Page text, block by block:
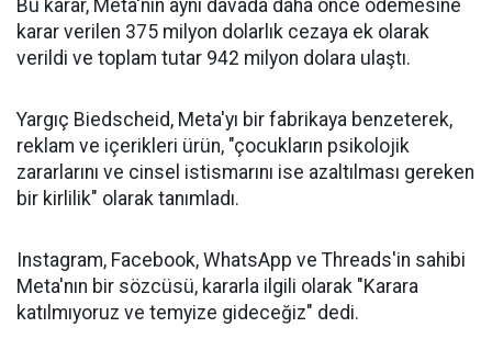
Bu karar, Meta'nın aynı davada daha önce ödemesine
karar verilen 375 milyon dolarlık cezaya ek olarak
verildi ve toplam tutar 942 milyon dolara ulaştı.
Yargıç Biedscheid, Meta'yı bir fabrikaya benzeterek,
reklam ve içerikleri ürün, "çocukların psikolojik
zararlarını ve cinsel istismarını ise azaltılması gereken
bir kirlilik" olarak tanımladı.
Instagram, Facebook, WhatsApp ve Threads'in sahibi
Meta'nın bir sözcüsü, kararla ilgili olarak "Karara
katılmıyoruz ve temyize gideceğiz" dedi.